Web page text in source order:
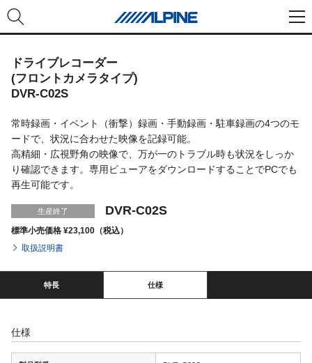
ドライブレコーダー
(フロントカメラタイプ)
DVR-C02S
常時録画・イベント（衝撃）録画・手動録画・駐車録画の4つのモ
ードで、状況に合わせた映像を記録可能。
高精細・広視野角の映像で、万が一のトラブル時も状況をしっか
り確認できます。専用ビューアをダウンロードすることでPCでも
再生可能です。
生産終了 DVR-C02S
標準小売価格 ¥23,100（税込）
取扱説明書
特長 仕様
仕様